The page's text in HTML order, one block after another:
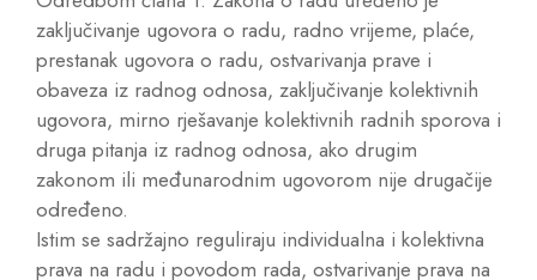
zaključivanje ugovora o radu, radno vrijeme, plaće,
prestanak ugovora o radu, ostvarivanja prave i
obaveza iz radnog odnosa, zaključivanje kolektivnih
ugovora, mirno rješavanje kolektivnih radnih sporova i
druga pitanja iz radnog odnosa, ako drugim
zakonom ili međunarodnim ugovorom nije drugačije
određeno.
Istim se sadržajno reguliraju individualna i kolektivna
prava na radu i povodom rada, ostvarivanje prava na